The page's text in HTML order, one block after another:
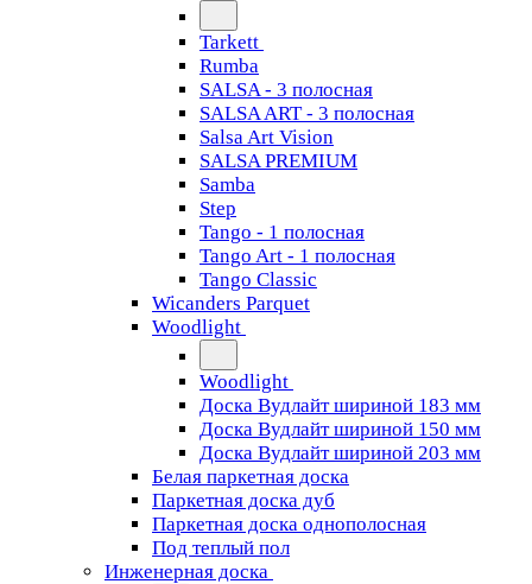
Tarkett
Rumba
SALSA - 3 полосная
SALSA ART - 3 полосная
Salsa Art Vision
SALSA PREMIUM
Samba
Step
Tango - 1 полосная
Tango Art - 1 полосная
Tango Classiс
Wicanders Parquet
Woodlight
Woodlight
Доска Вудлайт шириной 183 мм
Доска Вудлайт шириной 150 мм
Доска Вудлайт шириной 203 мм
Белая паркетная доска
Паркетная доска дуб
Паркетная доска однополосная
Под теплый пол
Инженерная доска